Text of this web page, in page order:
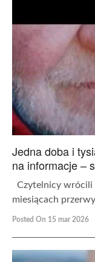
Jedna doba i
na informacje –
Czytelnicy wrócili
miesiącach
Posted On 15 mar 2026